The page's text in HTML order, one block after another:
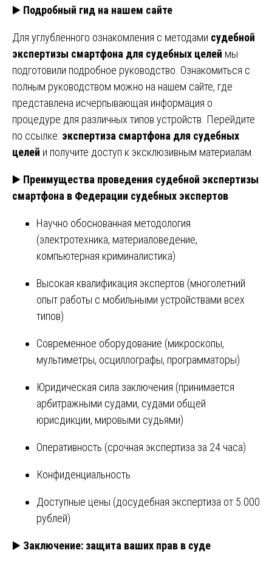
▶️ Подробный гид на нашем сайте
Для углублённого ознакомления с методами судебной
экспертизы смартфона для судебных целей мы
подготовили подробное руководство. Ознакомиться с
полным руководством можно на нашем сайте, где
представлена исчерпывающая информация о
процедуре для различных типов устройств. Перейдите
по ссылке: экспертиза смартфона для судебных
целей и получите доступ к эксклюзивным материалам.
▶️ Преимущества проведения судебной экспертизы
смартфона в Федерации судебных экспертов
Научно обоснованная методология
(электротехника, материаловедение,
компьютерная криминалистика)
Высокая квалификация экспертов (многолетний
опыт работы с мобильными устройствами всех
типов)
Современное оборудование (микроскопы,
мультиметры, осциллографы, программаторы)
Юридическая сила заключения (принимается
арбитражными судами, судами общей
юрисдикции, мировыми судьями)
Оперативность (срочная экспертиза за 24 часа)
Конфиденциальность
Доступные цены (досудебная экспертиза от 5 000
рублей)
▶️ Заключение: защита ваших прав в суде